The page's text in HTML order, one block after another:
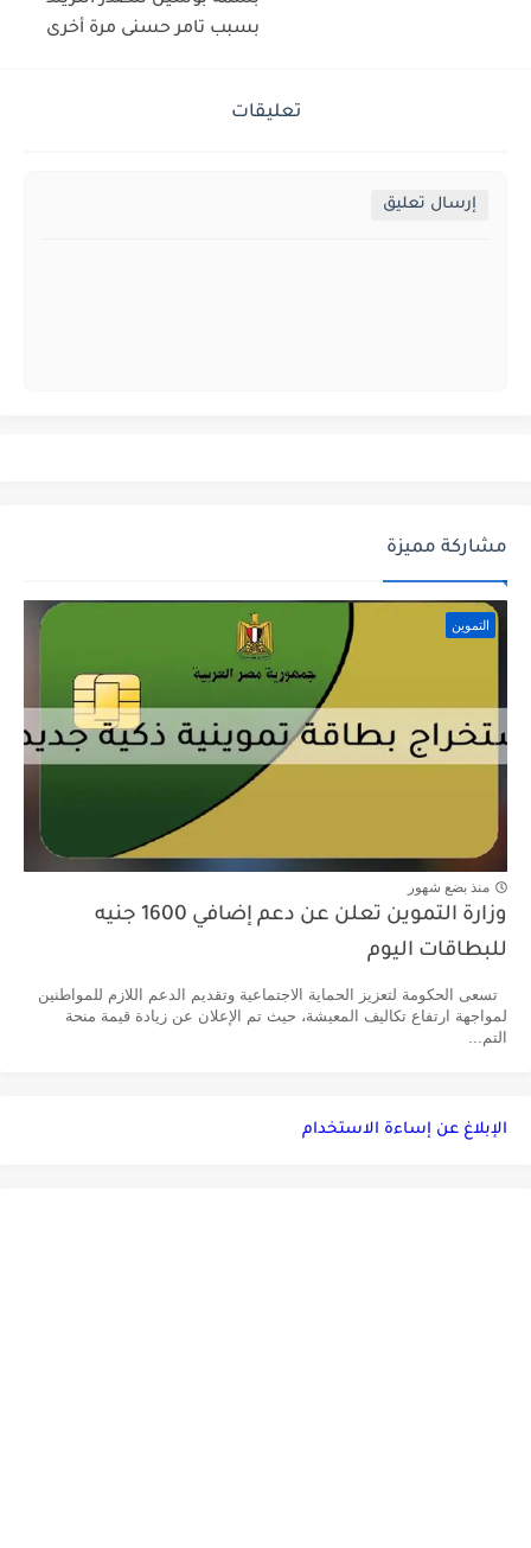
بسبب تامر حسنى مرة أخرى
تعليقات
إرسال تعليق
مشاركة مميزة
التموين
منذ بضع شهور
وزارة التموين تعلن عن دعم إضافي 1600 جنيه
للبطاقات اليوم
تسعى الحكومة لتعزيز الحماية الاجتماعية وتقديم الدعم اللازم للمواطنين
لمواجهة ارتفاع تكاليف المعيشة، حيث تم الإعلان عن زيادة قيمة منحة
التم...
الإبلاغ عن إساءة الاستخدام